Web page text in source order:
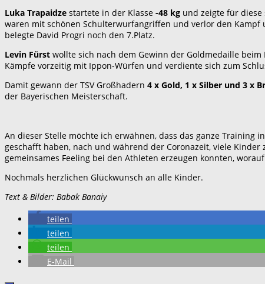
Luka Trapaidze startete in der Klasse -48 kg und zeigte für diese
waren mit schönen Schulterwurfangriffen und verlor den
belegte David Progri noch den 7.Platz.
Levin Fürst wollte sich nach dem Gewinn der Goldmedaille
Kämpfe vorzeitig mit Ippon-Würfen und verdiente sich zum
Damit gewann der TSV Großhadern 4 x Gold, 1 x Silber und 3 x
der Bayerischen Meisterschaft.
An dieser Stelle möchte ich erwähnen, dass das ganze Training
geschafft haben, nach und während der Coronazeit, viele
gemeinsames Feeling bei den Athleten erzeugen konnten,
Nochmals herzlichen Glückwunsch an alle Kinder.
Text & Bilder: Babak Banaiy
teilen
teilen
teilen
E-Mail